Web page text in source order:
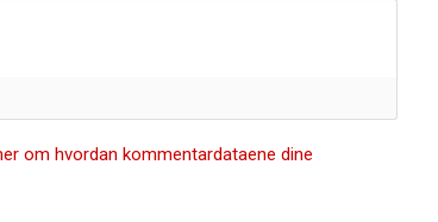
om hvordan kommentardataene dine